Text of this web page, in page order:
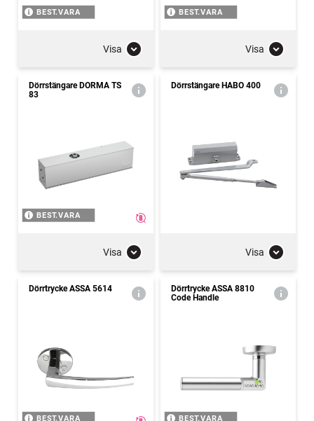
BEST.VARA
Visa
BEST.VARA
Visa
Dörrstängare DORMA TS
83
BEST.VARA
Visa
Dörrstängare HABO 400
Visa
Dörrtrycke ASSA 5614
BEST.VARA
Dörrtrycke ASSA 8810
Code Handle
BEST.VARA